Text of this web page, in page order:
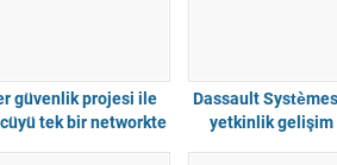
güvenlik projesi ile
tek bir networkte
Dassault
yetkinlik gelişim